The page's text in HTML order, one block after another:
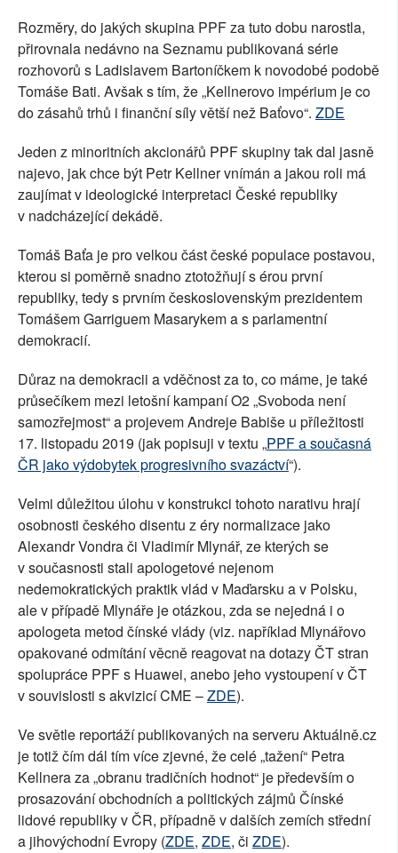
Rozměry, do jakých skupina PPF za tuto dobu narostla,
přirovnala nedávno na Seznamu publikovaná série
rozhovorů s Ladislavem Bartoníčkem k novodobé podobě
Tomáše Bati. Avšak s tím, že „Kellnerovo impérium je co
do zásahů trhů i finanční síly větší než Baťovo“. ZDE
Jeden z minoritních akcionářů PPF skupiny tak dal jasně
najevo, jak chce být Petr Kellner vnímán a jakou roli má
zaujímat v ideologické interpretaci České republiky
v nadcházející dekádě.
Tomáš Baťa je pro velkou část české populace postavou,
kterou si poměrně snadno ztotožňují s érou první
republiky, tedy s prvním československým prezidentem
Tomášem Garriguem Masarykem a s parlamentní
demokracií.
Důraz na demokracii a vděčnost za to, co máme, je také
průsečíkem mezi letošní kampaní O2 „Svoboda není
samozřejmost“ a projevem Andreje Babiše u příležitosti
17. listopadu 2019 (jak popisuji v textu „PPF a současná
ČR jako výdobytek progresivního svazáctví“).
Velmi důležitou úlohu v konstrukci tohoto narativu hrají
osobnosti českého disentu z éry normalizace jako
Alexandr Vondra či Vladimír Mlynář, ze kterých se
v současnosti stali apologetové nejenom
nedemokratických praktik vlád v Maďarsku a v Polsku,
ale v případě Mlynáře je otázkou, zda se nejedná i o
apologeta metod čínské vlády (viz. například Mlynářovo
opakované odmítání věcně reagovat na dotazy ČT stran
spolupráce PPF s Huawei, anebo jeho vystoupení v ČT
v souvislosti s akvizicí CME –ZDE).
Ve světle reportáží publikovaných na serveru Aktuálně.cz
je totiž čím dál tím více zjevné, že celé „tažení“ Petra
Kellnera za „obranu tradičních hodnot“ je především o
prosazování obchodních a politických zájmů Čínské
lidové republiky v ČR, případně v dalších zemích střední
a jihovýchodní Evropy (ZDE, ZDE, či ZDE).